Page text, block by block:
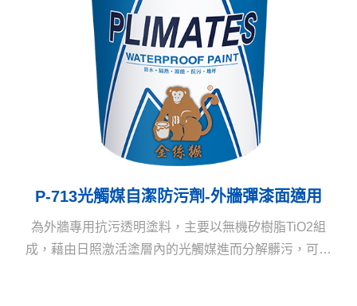
P-713光觸媒自潔防污劑-外牆彈漆面適用
為外牆專用抗污透明塗料，主要以無機矽樹脂TiO2組
成，藉由日照激活塗層內的光觸媒進而分解髒污，可使